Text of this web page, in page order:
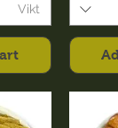
Vikt